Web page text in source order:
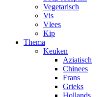
Vegetarisch
Vis
Vlees
Kip
Thema
Keuken
Aziatisch
Chinees
Frans
Grieks
Hollands